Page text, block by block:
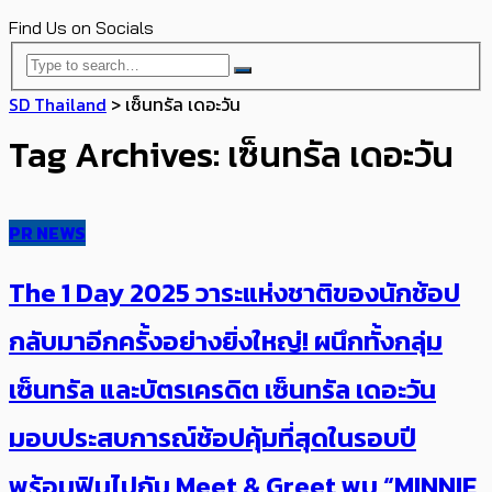
Find Us on Socials
SD Thailand > เซ็นทรัล เดอะวัน
Tag Archives: เซ็นทรัล เดอะวัน
PR NEWS
The 1 Day 2025 วาระแห่งชาติของนักช้อป
กลับมาอีกครั้งอย่างยิ่งใหญ่! ผนึกทั้งกลุ่ม
เซ็นทรัล และบัตรเครดิต เซ็นทรัล เดอะวัน
มอบประสบการณ์ช้อปคุ้มที่สุดในรอบปี